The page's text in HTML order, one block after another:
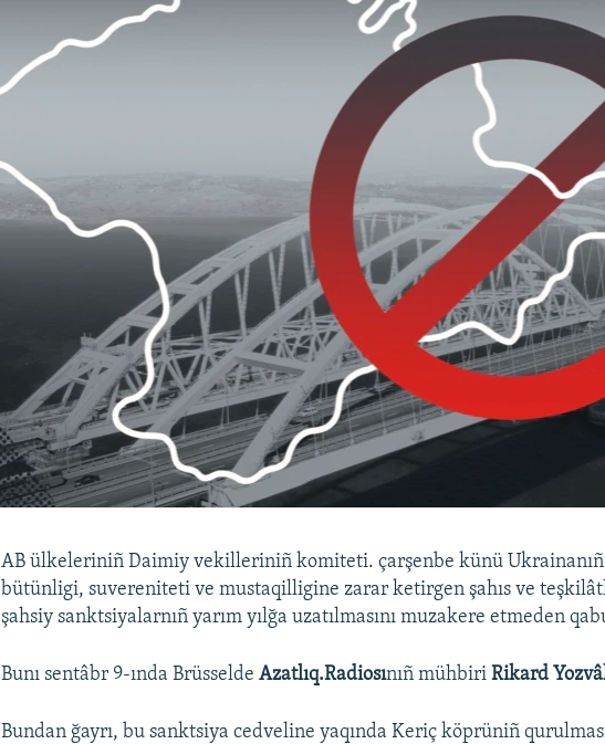
AB ülkeleriniñ Daimiy vekilleriniñ komiteti. çarşenbe künü
bütünligi, suvereniteti ve mustaqilligine zarar ketirgen şahıs ve
şahsiy sanktsiyalarnıñ yarım yılğa uzatılmasını muzakere etmeden
Bunı sentâbr 9-ında BrüsseldeAzatlıq.Radiosınıñ mühbiriRikard
Bundan ğayrı, bu sanktsiya cedveline yaqında Keriç köprüniñ